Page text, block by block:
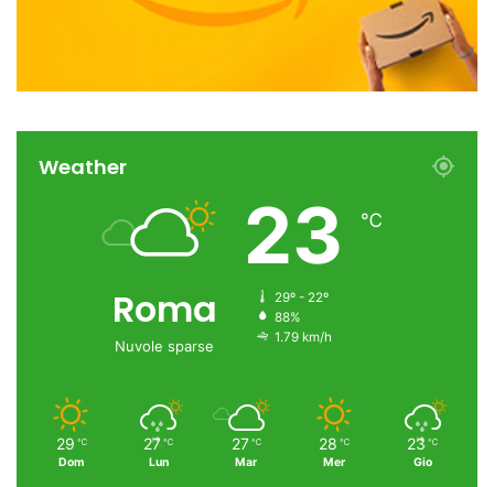
Weather
Roma
Nuvole sparse
23 ℃
29º - 22º
88%
1.79 km/h
29 ℃
Dom
27 ℃
Lun
27 ℃
Mar
28 ℃
Mer
23 ℃
Gio